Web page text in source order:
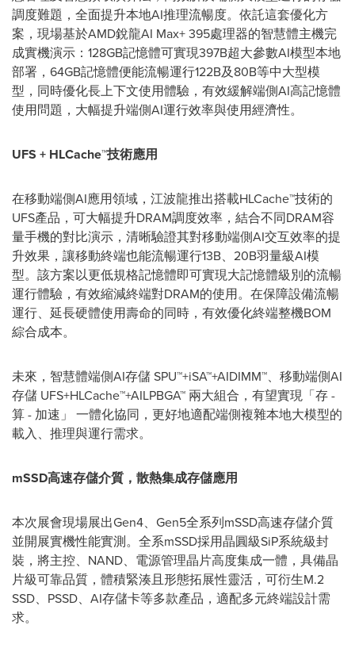
調度難題，全面提升本地AI推理流暢度。依託這套優化方
案，現場基於AMD銳龍AI Max+ 395處理器的智慧體主機完
成實機演示：128GB記憶體可實現397B超大參數AI模型本地
部署，64GB記憶體便能流暢運行122B及80B等中大型模
型，同時優化長上下文使用體驗，有效緩解端側AI高記憶體
使用問題，大幅提升端側AI運行效率與使用經濟性。
UFS + HLCache™技術應用
在移動端側AI應用領域，江波龍推出搭載HLCache™技術的
UFS產品，可大幅提升DRAM調度效率，結合不同DRAM容
量手機的對比演示，清晰驗證其對移動端側AI交互效率的提
升效果，讓移動終端也能流暢運行13B、20B羽量級AI模
型。該方案以更低規格記憶體即可實現大記憶體級別的流暢
運行體驗，有效縮減終端對DRAM的使用。在保障設備流暢
運行、延長硬體使用壽命的同時，有效優化終端整機BOM
綜合成本。
未來，智慧體端側AI存儲 SPU™+iSA™+AIDIMM™、移動端側AI
存儲 UFS+HLCache™+AILPBGA™ 兩大組合，有望實現 「存 -
算 - 加速 」 一體化協同，更好地適配端側複雜本地大模型的
載入、推理與運行需求。
mSSD高速存儲介質，散熱集成存儲應用
本次展會現場展出Gen4、Gen5全系列mSSD高速存儲介質
並開展實機性能實測。全系mSSD採用晶圓級SiP系統級封
裝，將主控、NAND、電源管理晶片高度集成一體，具備晶
片級可靠品質，體積緊湊且形態拓展性靈活，可衍生M.2
SSD、PSSD、AI存儲卡等多款產品，適配多元終端設計需
求。